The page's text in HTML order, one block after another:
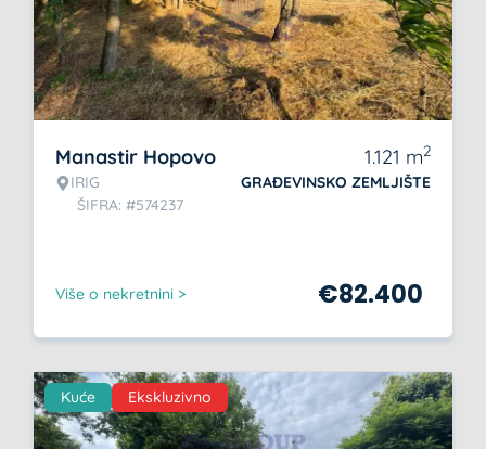
Manastir Hopovo
IRIG
ŠIFRA: #574237
1.121 m2
GRAĐEVINSKO ZEMLJIŠTE
Više o nekretnini > €82.400
Kuće Ekskluzivno